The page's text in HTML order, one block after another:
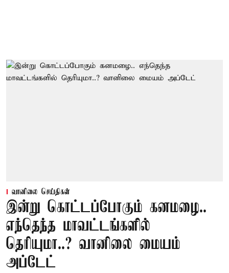
வானிலை செய்திகள்
இன்று கொட்டப்போகும் கனமழை..
எந்தெந்த மாவட்டங்களில்
தெரியுமா..? வானிலை மையம்
அப்டேட்